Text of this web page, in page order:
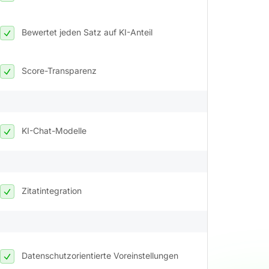
Bewertet jeden Satz auf KI-Anteil
Score-Transparenz
KI-Chat-Modelle
Zitatintegration
Datenschutzorientierte Voreinstellungen